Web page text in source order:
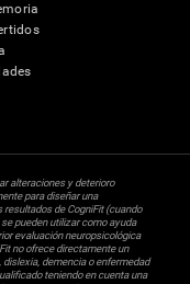
alteraciones y deterioro
para diseñar una
resultados de CogniFit (cuando
pueden utilizar como ayuda
evaluación neuropsicológica
no ofrece directamente un
demencia o enfermedad
teniendo en cuenta una